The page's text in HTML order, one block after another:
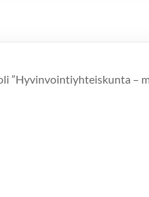
”Hyvinvointiyhteiskunta –